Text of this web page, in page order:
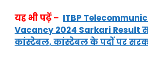
यह भी पढ़ें – ITBP
Vacancy 2024 Sarkari Result
कांस्टेबल, कांस्टेबल के पदों पर